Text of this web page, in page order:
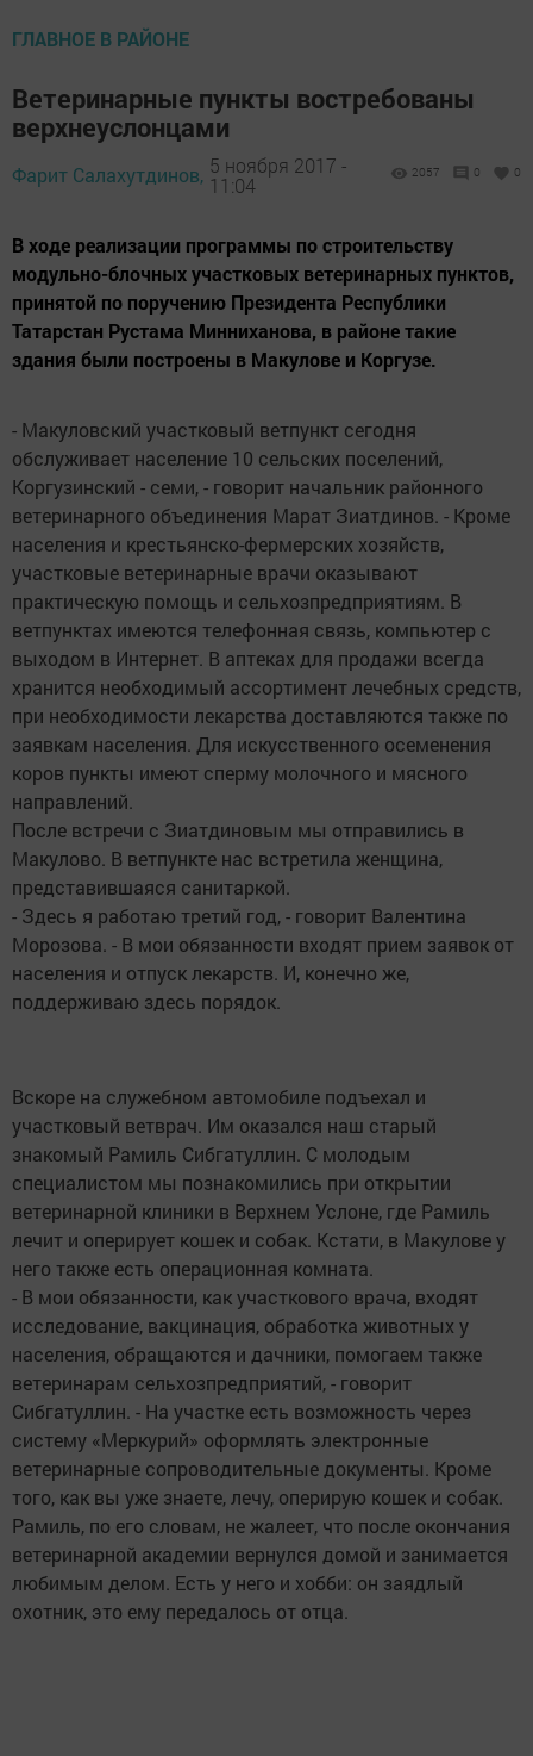
ГЛАВНОЕ В РАЙОНЕ
Ветеринарные пункты востребованы
верхнеуслонцами
Фарит Салахутдинов, 5 ноября 2017 -
11:04
2057 0 0
В ходе реализации программы по строительству
модульно-блочных участковых ветеринарных пунктов,
принятой по поручению Президента Республики
Татарстан Рустама Минниханова, в районе такие
здания были построены в Макулове и Коргузе.
- Макуловский участковый ветпункт сегодня
обслуживает население 10 сельских поселений,
Коргузинский - семи, - говорит начальник районного
ветеринарного объединения Марат Зиатдинов. - Кроме
населения и крестьянско-фермерских хозяйств,
участковые ветеринарные врачи оказывают
практическую помощь и сельхозпредприятиям. В
ветпунктах имеются телефонная связь, компьютер с
выходом в Интернет. В аптеках для продажи всегда
хранится необходимый ассортимент лечебных средств,
при необходимости лекарства доставляются также по
заявкам населения. Для искусственного осеменения
коров пункты имеют сперму молочного и мясного
направлений.
После встречи с Зиатдиновым мы отправились в
Макулово. В ветпункте нас встретила женщина,
представившаяся санитаркой.
- Здесь я работаю третий год, - говорит Валентина
Морозова. - В мои обязанности входят прием заявок от
населения и отпуск лекарств. И, конечно же,
поддерживаю здесь порядок.
Вскоре на служебном автомобиле подъехал и
участковый ветврач. Им оказался наш старый
знакомый Рамиль Сибгатуллин. С молодым
специалистом мы познакомились при открытии
ветеринарной клиники в Верхнем Услоне, где Рамиль
лечит и оперирует кошек и собак. Кстати, в Макулове у
него также есть операционная комната.
- В мои обязанности, как участкового врача, входят
исследование, вакцинация, обработка животных у
населения, обращаются и дачники, помогаем также
ветеринарам сельхозпредприятий, - говорит
Сибгатуллин. - На участке есть возможность через
систему «Меркурий» оформлять электронные
ветеринарные сопроводительные документы. Кроме
того, как вы уже знаете, лечу, оперирую кошек и собак.
Рамиль, по его словам, не жалеет, что после окончания
ветеринарной академии вернулся домой и занимается
любимым делом. Есть у него и хобби: он заядлый
охотник, это ему передалось от отца.